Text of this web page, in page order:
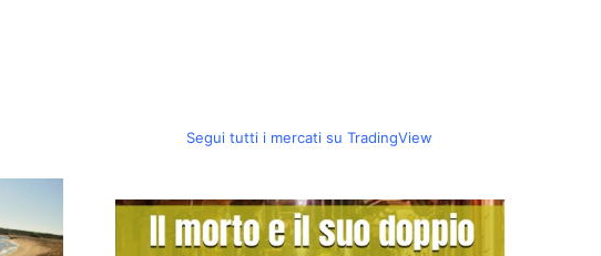
Segui tutti i mercati su TradingView